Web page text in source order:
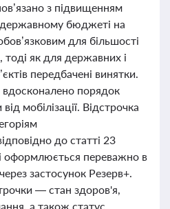
з підвищенням
державному бюджеті на
для більшості
як для державних і
передбачені винятки.
порядок
мобілізації. Відстрочка
до статті 23
оформлюється переважно в
застосунок Резерв+.
— стан здоров'я,
а також статус